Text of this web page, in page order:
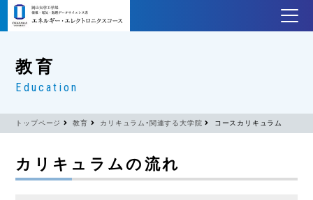
教育
Education
トップページ 教育 カリキュラム・関連する大学院 コースカリキュラム
カリキュラムの流れ